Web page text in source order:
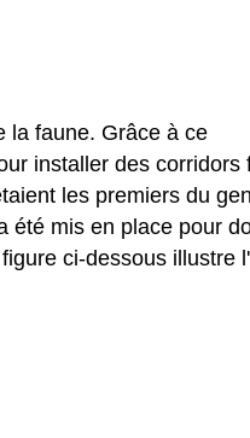
la faune. Grâce à ce
installer des corridors
les premiers du
mis en place pour
ci-dessous illustre